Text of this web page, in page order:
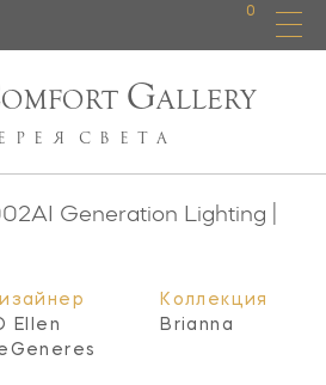
0
OMFORT GALLERY
СВЕТА
Generation Lighting |
Ellen
Коллекция
Brianna